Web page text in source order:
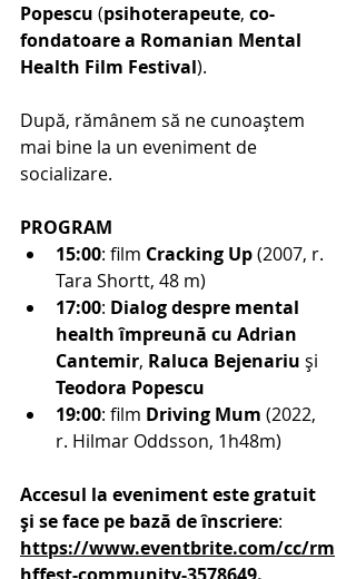
Popescu (psihoterapeute, co-
fondatoare a Romanian Mental
Health Film Festival).
După, rămânem să ne cunoaștem
mai bine la un eveniment de
socializare.
PROGRAM
15:00: film Cracking Up (2007, r.
Tara Shortt, 48 m)
17:00: Dialog despre mental
health împreună cu Adrian
Cantemir, Raluca Bejenariu și
Teodora Popescu
19:00: film Driving Mum (2022,
r. Hilmar Oddsson, 1h48m)
Accesul la eveniment este gratuit
și se face pe bază de înscriere:
https://www.eventbrite.com/cc/rm